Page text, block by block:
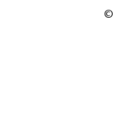
©